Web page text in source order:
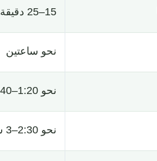
15–25 دقيقة
نحو ساعتين
نحو 1:20–1:40 ساعة
نحو 2:30–3 ساعات